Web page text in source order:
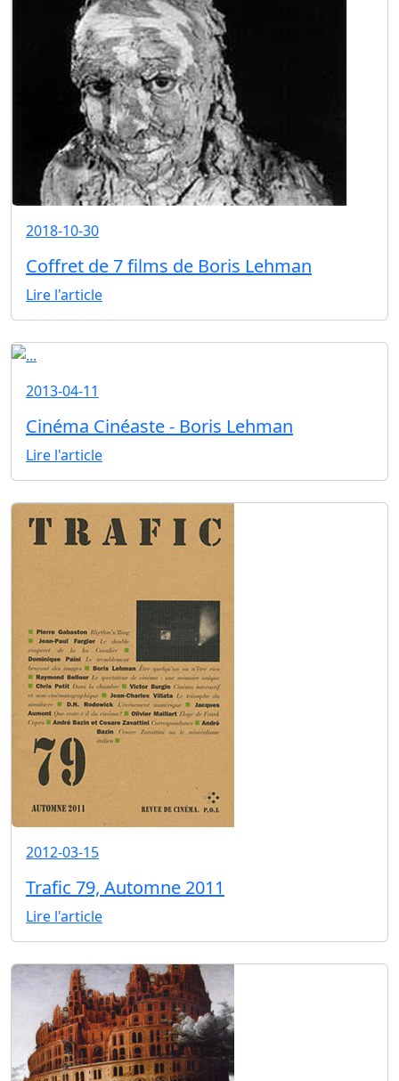
2018-10-30
Coffret de 7 films de Boris Lehman
Lire l'article
2013-04-11
Cinéma Cinéaste - Boris Lehman
Lire l'article
2012-03-15
Trafic 79, Automne 2011
Lire l'article